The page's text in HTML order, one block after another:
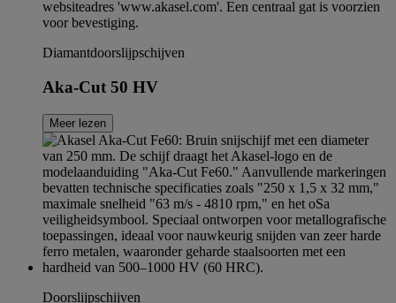
Diamantdoorslijpschijven
Aka-Cut 50 HV
Meer lezen
Doorslijpschijven